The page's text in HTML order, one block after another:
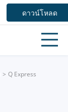
ดาวน์โหลด
Q Express